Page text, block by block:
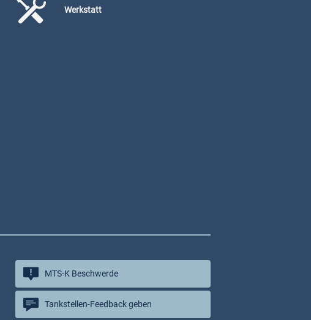
Werkstatt
MTS-K Beschwerde
Tankstellen-Feedback geben